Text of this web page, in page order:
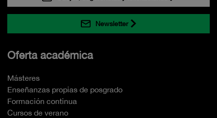
Newsletter
Oferta académica
Másteres
Enseñanzas propias de posgrado
Formación continua
Cursos de verano